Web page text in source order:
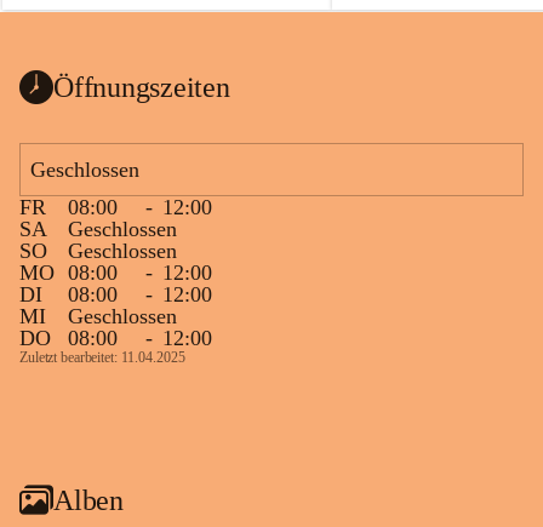
Öffnungszeiten
Geschlossen
FR
08:00 - 12:00
SA
Geschlossen
SO
Geschlossen
MO 08:00 - 12:00
DI
08:00 - 12:00
MI
Geschlossen
DO
08:00 - 12:00
Zuletzt bearbeitet: 11.04.2025
Alben